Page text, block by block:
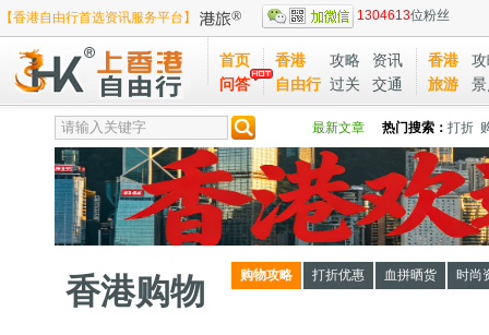
【香港自由行首选资讯服务平台】 1304613位粉丝
首页
问答
香港
自由行
攻略
资讯
过关
交通
香港
旅游
最新文章 热门搜索： 打折
香港购物 购物攻略 打折优惠 血拼晒货 时尚